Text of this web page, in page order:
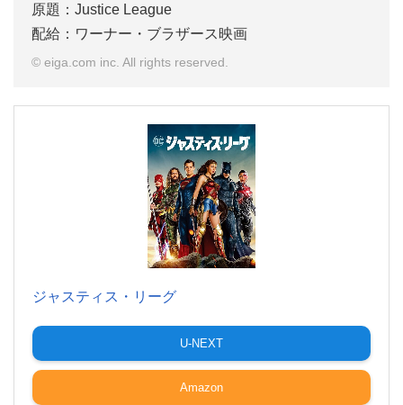
原題：Justice League
配給：ワーナー・ブラザース映画
© eiga.com inc. All rights reserved.
ジャスティス・リーグ
U-NEXT
Amazon